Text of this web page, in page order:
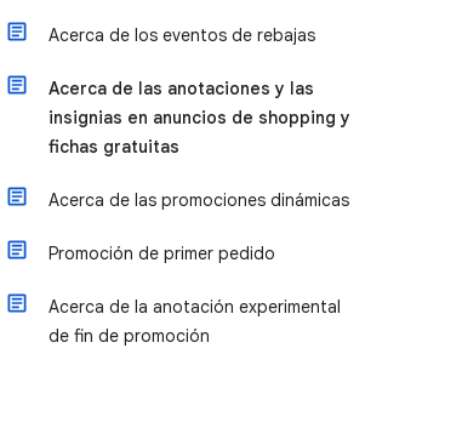
Acerca de los eventos de rebajas
Acerca de las anotaciones y las
insignias en anuncios de shopping y
fichas gratuitas
Acerca de las promociones dinámicas
Promoción de primer pedido
Acerca de la anotación experimental
de fin de promoción